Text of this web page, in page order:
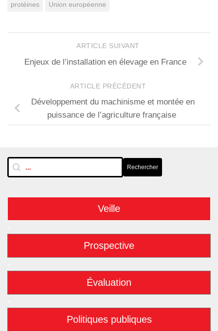
protéines Union européenne
ARTICLE SUIVANT
Enjeux de l’installation en élevage en France
ARTICLE PRÉCÉDENT
Développement du machinisme et montée en
puissance de l’agriculture française
RechTextuelle-BarreLat
Rechercher Rechercher
Veille
Prospective
Évaluation
Politiques publiques